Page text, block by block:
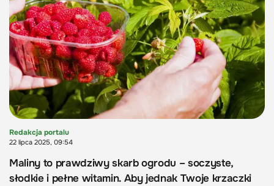
Redakcja portalu
22 lipca 2025, 09:54
Maliny to prawdziwy skarb ogrodu – soczyste,
słodkie i pełne witamin. Aby jednak Twoje krzaczki